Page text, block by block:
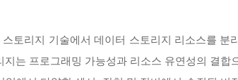
토리지 기술에서 데이터 스토리지 리소스를 분
는 프로그래밍 가능성과 리소스 유연성의 결합